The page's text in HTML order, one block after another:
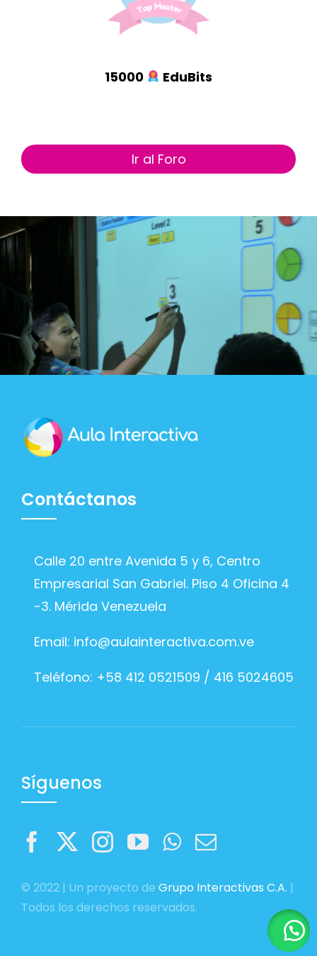
15000 EduBits
Ir al Foro
Contáctanos
Calle 20 entre Avenida 5 y 6, Centro
Empresarial San Gabriel. Piso 4 Oficina 4
-3. Mérida Venezuela
Email: info@aulainteractiva.com.ve
Teléfono: +58 412 0521509 / 416 5024605
Síguenos
© 2022 | Un proyecto de Grupo Interactivas C.A. |
Todos los derechos reservados.